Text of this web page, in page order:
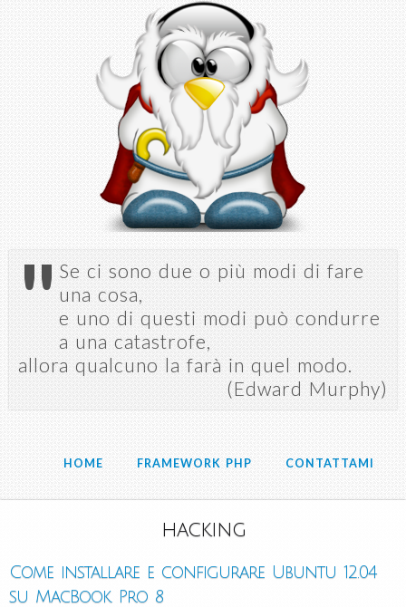
Salta al
contenuto
principale
" Se ci sono due o più modi di fare
una cosa,
e uno di questi modi può condurre
a una catastrofe,
allora qualcuno la farà in quel modo.
(Edward Murphy)
HOME FRAMEWORK PHP CONTATTAMI
hacking
Come installare e configurare Ubuntu 12.04
su MacBook Pro 8